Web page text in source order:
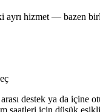
ayrı hizmet — bazen
destek ya da içine
saatleri için düşük